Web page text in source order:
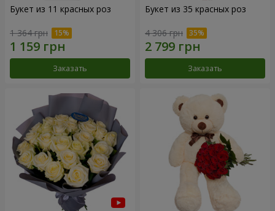
Букет из 11 красных роз
1 364 грн
Заказать
Букет из 35 красных роз
4 306 грн
Заказать